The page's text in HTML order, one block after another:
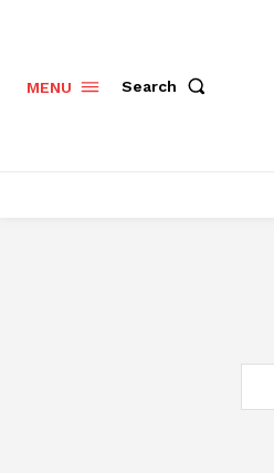
MENU Search